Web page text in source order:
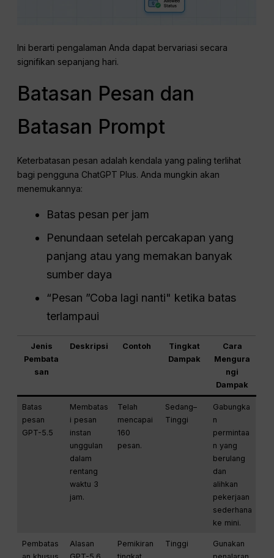
Ini berarti pengalaman Anda dapat bervariasi secara
signifikan sepanjang hari.
Batasan Pesan dan
Batasan Prompt
Keterbatasan pesan adalah kendala yang paling terlihat
bagi pengguna ChatGPT Plus. Anda mungkin akan
menemukannya:
Batas pesan per jam
Penundaan setelah percakapan yang
panjang atau yang memakan banyak
sumber daya
“Pesan ”Coba lagi nanti" ketika batas
terlampaui
Jenis
Pembata
san
Deskripsi Contoh
Tingkat
Dampak
Cara
Mengura
ngi
Dampak
Batas
pesan
GPT-5.5
Membatas
i pesan
instan
unggulan
dalam
rentang
waktu 3
jam.
Telah
mencapai
160
pesan.
Sedang–
Tinggi
Gabungka
n
permintaa
n yang
berulang
dan
alihkan
pekerjaan
sederhana
ke mini.
Pembatas
Alasan
Pemikiran
Tinggi
Gunakan